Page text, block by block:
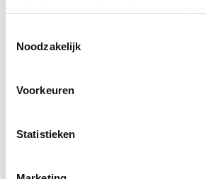
communicatie aan jouw interesses
Noodzakelijk
Voorkeuren
Statistieken
Glas-/kunststofdecor Nee
Inbouwbreedte deur
zijwand